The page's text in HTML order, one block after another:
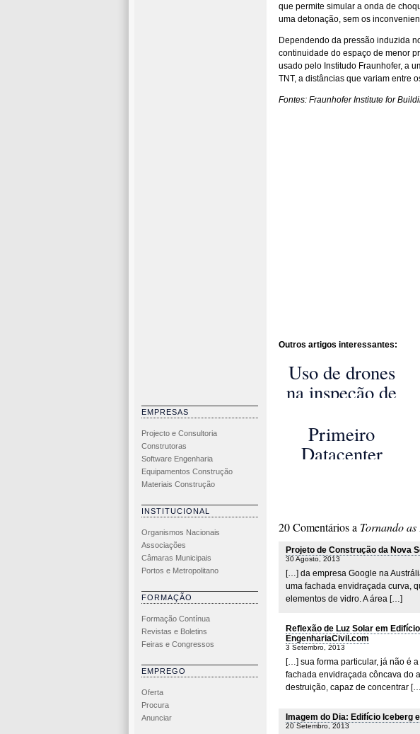
EMPRESAS
Projecto e Consultoria
Construtoras
Software Engenharia
Equipamentos Construção
Materiais Construção
INSTITUCIONAL
Organismos Nacionais
Associações
Câmaras Municipais
Portos e Metropolitano
FORMAÇÃO
Formação Contínua
Revistas e Boletins
Feiras e Congressos
EMPREGO
Oferta
Procura
Anunciar
que permite simular a onda de
uma detonação, sem os
Dependendo da pressão induzida
continuidade do espaço de menor
usado pelo Institudo Fraunhofer, a
TNT, a distâncias que variam entre
Fontes: Fraunhofer Institute for
Outros artigos interessantes:
Uso de drones
na inspeção de
infraestruturas
elétricas
Primeiro
Datacenter
Construção na
Suécia
20 Comentários a Tornando
Projeto de Construção da Nova
30 Agosto, 2013
[…] da empresa Google na
uma fachada envidraçada curva,
elementos de vidro. A área […]
Reflexão de Luz Solar em
EngenhariaCivil.com
3 Setembro, 2013
[…] sua forma particular, já não é
fachada envidraçada côncava do
destruição, capaz de concentrar
Imagem do Dia: Edifício Iceberg
20 Setembro, 2013